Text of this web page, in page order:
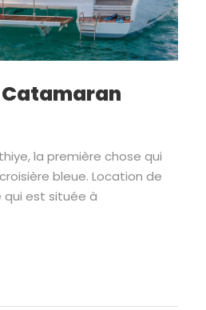
la première chose qui
bleue. Location de
est située à